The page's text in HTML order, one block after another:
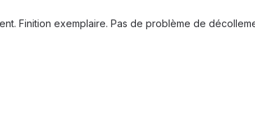
Finition exemplaire. Pas de problème de